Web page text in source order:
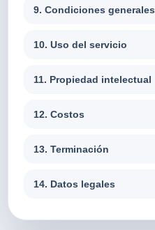
9. Condiciones generales
10. Uso del servicio
11. Propiedad intelectual
12. Costos
13. Terminación
14. Datos legales